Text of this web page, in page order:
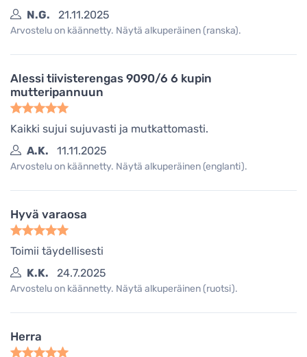
N.G.
21.11.2025
Arvostelu on käännetty. Näytä alkuperäinen (ranska).
Alessi tiivisterengas 9090/6 6 kupin
mutteripannuun
Kaikki sujui sujuvasti ja mutkattomasti.
A.K.
11.11.2025
Arvostelu on käännetty. Näytä alkuperäinen (englanti).
Hyvä varaosa
Toimii täydellisesti
K.K.
24.7.2025
Arvostelu on käännetty. Näytä alkuperäinen (ruotsi).
Herra